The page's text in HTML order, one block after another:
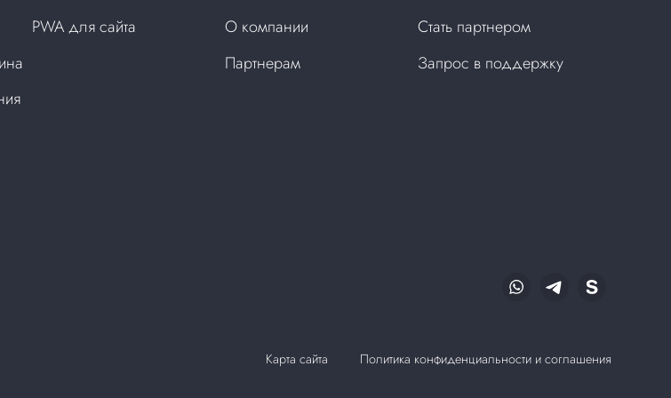
PWA для сайта
О компании
Партнерам
Стать партнером
Запрос в поддержку
Карта сайта Политика конфиденциальности и соглашения